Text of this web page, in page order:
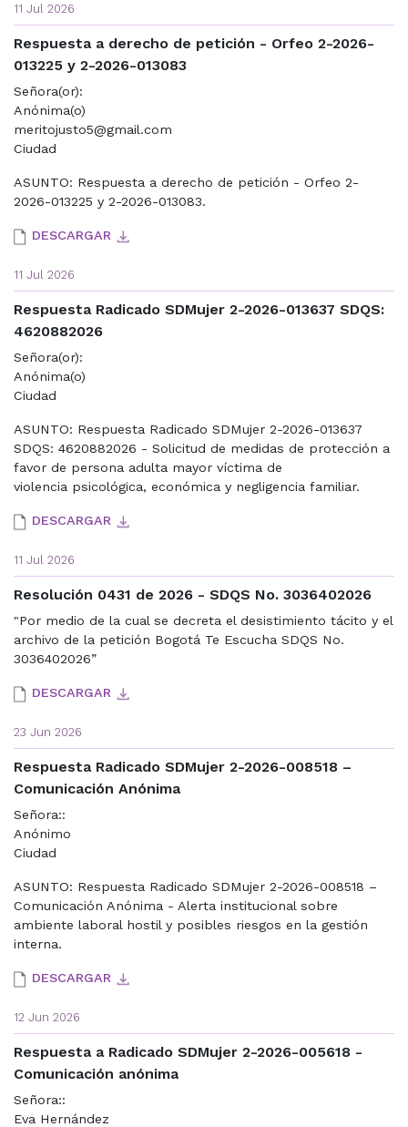
11 Jul 2026
Respuesta a derecho de petición - Orfeo 2-2026-
013225 y 2-2026-013083
Señora(or):
Anónima(o)
meritojusto5@gmail.com
Ciudad
ASUNTO: Respuesta a derecho de petición - Orfeo 2-
2026-013225 y 2-2026-013083.
DESCARGAR
11 Jul 2026
Respuesta Radicado SDMujer 2-2026-013637 SDQS:
4620882026
Señora(or):
Anónima(o)
Ciudad
ASUNTO: Respuesta Radicado SDMujer 2-2026-013637
SDQS: 4620882026 - Solicitud de medidas de protección a
favor de persona adulta mayor víctima de
violencia psicológica, económica y negligencia familiar.
DESCARGAR
11 Jul 2026
Resolución 0431 de 2026 - SDQS No. 3036402026
"Por medio de la cual se decreta el desistimiento tácito y el
archivo de la petición Bogotá Te Escucha SDQS No.
3036402026”
DESCARGAR
23 Jun 2026
Respuesta Radicado SDMujer 2-2026-008518 –
Comunicación Anónima
Señora::
Anónimo
Ciudad
ASUNTO: Respuesta Radicado SDMujer 2-2026-008518 –
Comunicación Anónima - Alerta institucional sobre
ambiente laboral hostil y posibles riesgos en la gestión
interna.
DESCARGAR
12 Jun 2026
Respuesta a Radicado SDMujer 2-2026-005618 -
Comunicación anónima
Señora::
Eva Hernández